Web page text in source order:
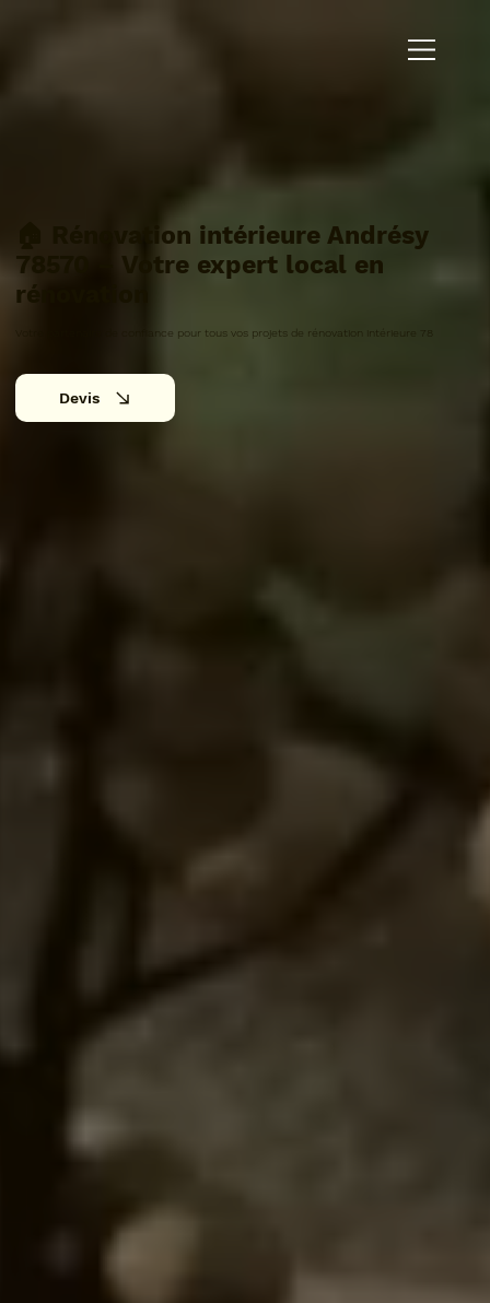
🏠 Rénovation intérieure Andrésy
78570 – Votre expert local en
rénovation
Votre partenaire de confiance pour tous vos projets de rénovation intérieure 78
Devis